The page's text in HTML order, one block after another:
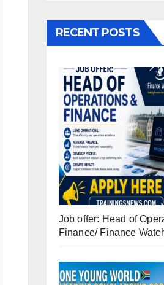
RECENT POSTS
Job offer: Head of
Finance/ Finance